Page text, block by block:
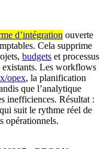
d’intégration ouverte
Cela supprime
budgets et processus
existants. Les workflows
opex, la planification
que l’analytique
inefficiences. Résultat :
suit le rythme réel de
opérationnels.